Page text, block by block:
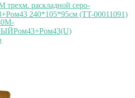
трехм. раскладной серо-
240*105*95см (TT-00011091)